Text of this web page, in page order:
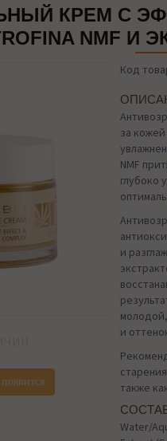
КРЕМ С
NMF И
Код
за кожей
NMF
глубоко
и
и
также
Water/